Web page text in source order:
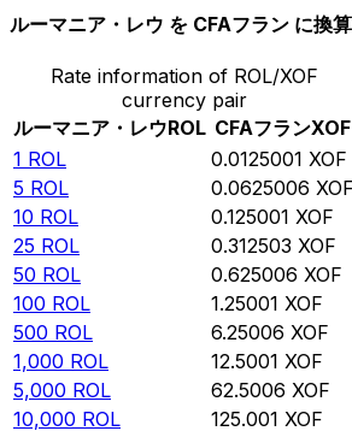
ルーマニア・レウ を CFAフラン に換
Rate information of ROL/XOF
currency pair
ルーマニア・レウROL CFAフランXOF
1 ROL 0.0125001 XOF
5 ROL 0.0625006 XOF
10 ROL 0.125001 XOF
25 ROL 0.312503 XOF
50 ROL 0.625006 XOF
100 ROL 1.25001 XOF
500 ROL 6.25006 XOF
1,000 ROL 12.5001 XOF
5,000 ROL 62.5006 XOF
10,000 ROL 125.001 XOF